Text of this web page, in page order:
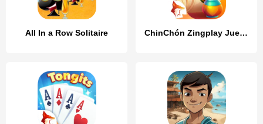
All In a Row Solitaire ChinChón Zingplay Juego Online